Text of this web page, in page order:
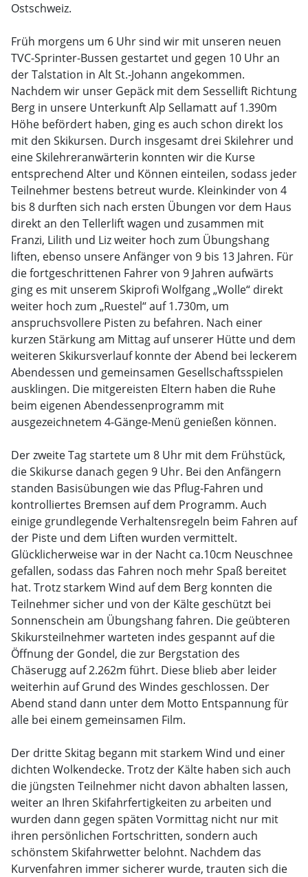
Ostschweiz.
Früh morgens um 6 Uhr sind wir mit unseren neuen
TVC-Sprinter-Bussen gestartet und gegen 10 Uhr an
der Talstation in Alt St.-Johann angekommen.
Nachdem wir unser Gepäck mit dem Sessellift Richtung
Berg in unsere Unterkunft Alp Sellamatt auf 1.390m
Höhe befördert haben, ging es auch schon direkt los
mit den Skikursen. Durch insgesamt drei Skilehrer und
eine Skilehreranwärterin konnten wir die Kurse
entsprechend Alter und Können einteilen, sodass jeder
Teilnehmer bestens betreut wurde. Kleinkinder von 4
bis 8 durften sich nach ersten Übungen vor dem Haus
direkt an den Tellerlift wagen und zusammen mit
Franzi, Lilith und Liz weiter hoch zum Übungshang
liften, ebenso unsere Anfänger von 9 bis 13 Jahren. Für
die fortgeschrittenen Fahrer von 9 Jahren aufwärts
ging es mit unserem Skiprofi Wolfgang „Wolle“ direkt
weiter hoch zum „Ruestel“ auf 1.730m, um
anspruchsvollere Pisten zu befahren. Nach einer
kurzen Stärkung am Mittag auf unserer Hütte und dem
weiteren Skikursverlauf konnte der Abend bei leckerem
Abendessen und gemeinsamen Gesellschaftsspielen
ausklingen. Die mitgereisten Eltern haben die Ruhe
beim eigenen Abendessenprogramm mit
ausgezeichnetem 4-Gänge-Menü genießen können.
Der zweite Tag startete um 8 Uhr mit dem Frühstück,
die Skikurse danach gegen 9 Uhr. Bei den Anfängern
standen Basisübungen wie das Pflug-Fahren und
kontrolliertes Bremsen auf dem Programm. Auch
einige grundlegende Verhaltensregeln beim Fahren auf
der Piste und dem Liften wurden vermittelt.
Glücklicherweise war in der Nacht ca.10cm Neuschnee
gefallen, sodass das Fahren noch mehr Spaß bereitet
hat. Trotz starkem Wind auf dem Berg konnten die
Teilnehmer sicher und von der Kälte geschützt bei
Sonnenschein am Übungshang fahren. Die geübteren
Skikursteilnehmer warteten indes gespannt auf die
Öffnung der Gondel, die zur Bergstation des
Chäserugg auf 2.262m führt. Diese blieb aber leider
weiterhin auf Grund des Windes geschlossen. Der
Abend stand dann unter dem Motto Entspannung für
alle bei einem gemeinsamen Film.
Der dritte Skitag begann mit starkem Wind und einer
dichten Wolkendecke. Trotz der Kälte haben sich auch
die jüngsten Teilnehmer nicht davon abhalten lassen,
weiter an Ihren Skifahrfertigkeiten zu arbeiten und
wurden dann gegen späten Vormittag nicht nur mit
ihren persönlichen Fortschritten, sondern auch
schönstem Skifahrwetter belohnt. Nachdem das
Kurvenfahren immer sicherer wurde, trauten sich die